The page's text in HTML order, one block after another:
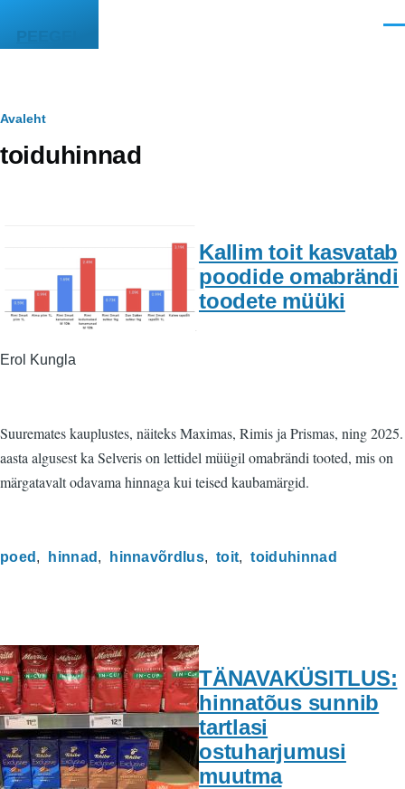
PEEGEL
Leivapuru
Avaleht
toiduhinnad
Kallim toit kasvatab
poodide omabrändi
toodete müüki
Erol Kungla
Suuremates kauplustes, näiteks Maximas, Rimis ja Prismas, ning 2025.
aasta algusest ka Selveris on lettidel müügil omabrändi tooted, mis on
märgatavalt odavama hinnaga kui teised kaubamärgid.
poed hinnad hinnavõrdlus toit toiduhinnad
TÄNAVAKÜSITLUS:
hinnatõus sunnib
tartlasi
ostuharjumusi
muutma